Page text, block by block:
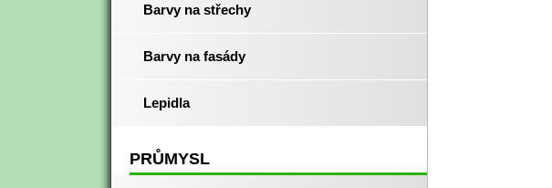
Barvy na střechy
Barvy na fasády
Lepidla
PRŮMYSL